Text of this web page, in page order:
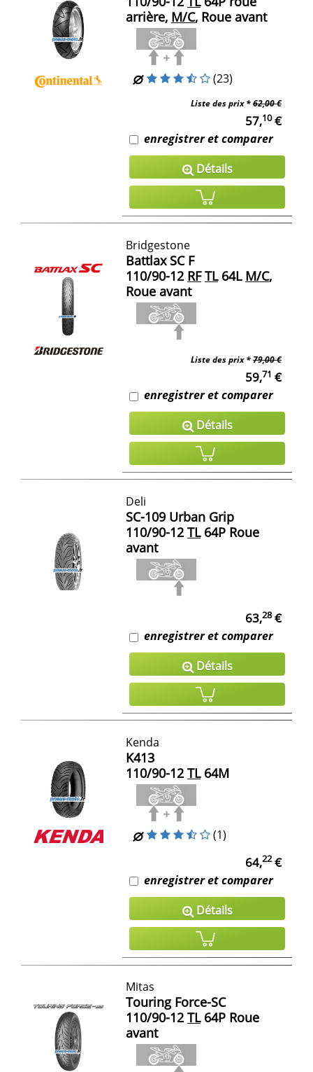
arrière, M/C, Roue avant
(23)
Liste des prix *62,00 €
57,10€
enregistrer et comparer
Détails
Bridgestone
Battlax SC F
110/90-12 RF TL64L M/C,
Roue avant
Liste des prix *79,00 €
59,71 €
enregistrer et comparer
Détails
Deli
SC-109 Urban Grip
110/90-12 TL64P Roue
avant
63,28€
enregistrer et comparer
Détails
Kenda
K413
110/90-12 TL64M
(1)
64,22€
enregistrer et comparer
Détails
Mitas
Touring Force-SC
110/90-12 TL64P Roue
avant